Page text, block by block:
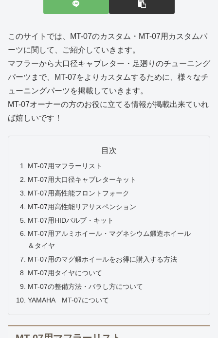
このサイトでは、MT-07のカスタム・MT-07用カスタムパ
ーツに関して、ご紹介していきます。
マフラーから大口径キャブレター・足廻りのチューニング
パーツまで、MT-07をよりカスタムするために、様々なチ
ューニングパーツを掲載していきます。
MT-07オーナーの方のお役に立てる情報が掲載出来ていれ
ば嬉しいです！
目次
MT-07用マフラーリスト
MT-07用大口径キャブレターキット
MT-07用高性能フロントフォーク
MT-07用高性能リアサスペンション
MT-07用HIDバルブ・キット
MT-07用アルミホイール・マグネシウム鍛造ホイール
＆タイヤ
MT-07用のマグ鍛ホイールをお得に購入する方法
MT-07用タイヤについて
MT-07の整備方法・バラし方について
YAMAHA MT-07について